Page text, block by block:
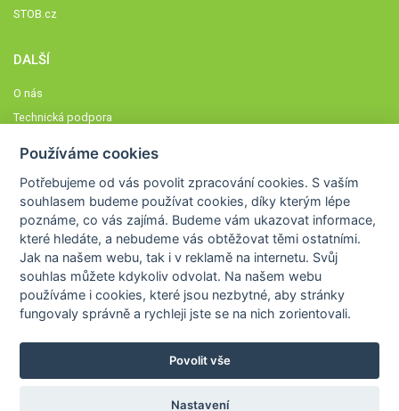
STOB.cz
DALŠÍ
O nás
Technická podpora
Členové STOBklubu
Zásady nakládání s osobními údaji
Otestujte se
Spočítejte si
Výzva 52
WWW.HRAVEZIJZDRAVE.CZ
Používáme cookies
Potřebujeme od vás povolit zpracování cookies. S vaším
souhlasem budeme používat cookies, díky kterým lépe
poznáme,co vás zajímá. Budeme vám ukazovat informace,
které hledáte, a nebudeme vás obtěžovat těmi ostatními.
Jak na našem webu, tak i v reklamě na internetu. Svůj
souhlas můžete kdykoliv odvolat. Na našem webu
používáme i cookies, které jsou nezbytné, aby stránky
fungovaly správně a rychleji jste se na nich zorientovali.
Povolit vše
Nastavení